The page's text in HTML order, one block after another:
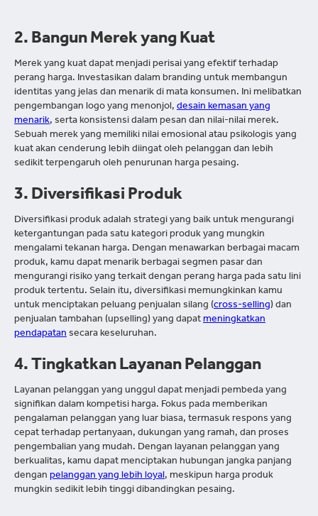
2. Bangun Merek yang Kuat
Merek yang kuat dapat menjadi perisai yang efektif terhadap
perang harga. Investasikan dalam branding untuk membangun
identitas yang jelas dan menarik di mata konsumen. Ini melibatkan
pengembangan logo yang menonjol, desain kemasan yang
menarik, serta konsistensi dalam pesan dan nilai-nilai merek.
Sebuah merek yang memiliki nilai emosional atau psikologis yang
kuat akan cenderung lebih diingat oleh pelanggan dan lebih
sedikit terpengaruh oleh penurunan harga pesaing.
3. Diversifikasi Produk
Diversifikasi produk adalah strategi yang baik untuk mengurangi
ketergantungan pada satu kategori produk yang mungkin
mengalami tekanan harga. Dengan menawarkan berbagai macam
produk, kamu dapat menarik berbagai segmen pasar dan
mengurangi risiko yang terkait dengan perang harga pada satu lini
produk tertentu. Selain itu, diversifikasi memungkinkan kamu
untuk menciptakan peluang penjualan silang (cross-selling) dan
penjualan tambahan (upselling) yang dapat meningkatkan
pendapatan secara keseluruhan.
4. Tingkatkan Layanan Pelanggan
Layanan pelanggan yang unggul dapat menjadi pembeda yang
signifikan dalam kompetisi harga. Fokus pada memberikan
pengalaman pelanggan yang luar biasa, termasuk respons yang
cepat terhadap pertanyaan, dukungan yang ramah, dan proses
pengembalian yang mudah. Dengan layanan pelanggan yang
berkualitas, kamu dapat menciptakan hubungan jangka panjang
dengan pelanggan yang lebih loyal, meskipun harga produk
mungkin sedikit lebih tinggi dibandingkan pesaing.